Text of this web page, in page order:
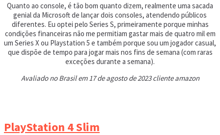
Quanto ao console, é tão bom quanto dizem, realmente uma sacada
genial da Microsoft de lançar dois consoles, atendendo públicos
diferentes. Eu optei pelo Series S, primeiramente porque minhas
condições financeiras não me permitiam gastar mais de quatro mil em
um Series X ou Playstation 5 e também porque sou um jogador casual,
que dispõe de tempo para jogar mais nos fins de semana (com raras
exceções durante a semana).
Avaliado no Brasil em 17 de agosto de 2023 cliente amazon
PlayStation 4 Slim